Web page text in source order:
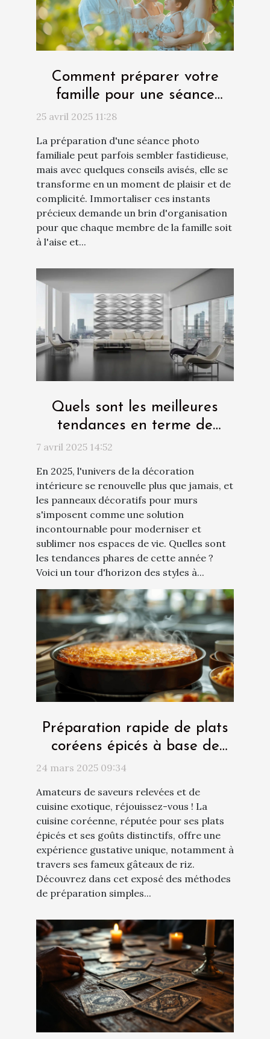
Comment préparer votre
famille pour une séance
photo réussie
25 avril 2025 11:28
La préparation d'une séance photo
familiale peut parfois sembler fastidieuse,
mais avec quelques conseils avisés, elle se
transforme en un moment de plaisir et de
complicité. Immortaliser ces instants
précieux demande un brin d'organisation
pour que chaque membre de la famille soit
à l'aise et...
Quels sont les meilleures
tendances en terme de
panneau décoratif pour les
7 avril 2025 14:52
En 2025, l'univers de la décoration
intérieure se renouvelle plus que jamais, et
les panneaux décoratifs pour murs
s'imposent comme une solution
incontournable pour moderniser et
sublimer nos espaces de vie. Quelles sont
les tendances phares de cette année ?
Voici un tour d'horizon des styles à...
Préparation rapide de plats
coréens épicés à base de
gâteau de riz
24 mars 2025 09:34
Amateurs de saveurs relevées et de
cuisine exotique, réjouissez-vous ! La
cuisine coréenne, réputée pour ses plats
épicés et ses goûts distinctifs, offre une
expérience gustative unique, notamment à
travers ses fameux gâteaux de riz.
Découvrez dans cet exposé des méthodes
de préparation simples...